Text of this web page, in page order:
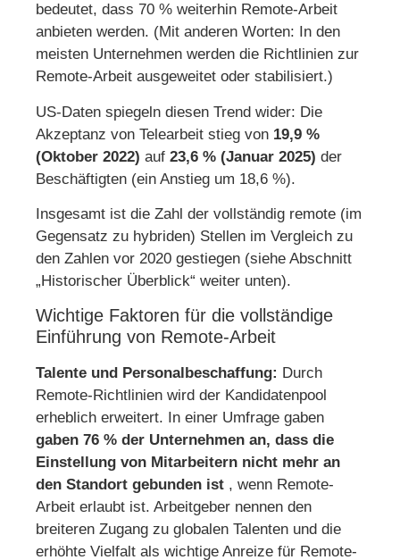
bedeutet, dass 70 % weiterhin Remote-Arbeit
anbieten werden. (Mit anderen Worten: In den
meisten Unternehmen werden die Richtlinien zur
Remote-Arbeit ausgeweitet oder stabilisiert.)
US-Daten spiegeln diesen Trend wider: Die
Akzeptanz von Telearbeit stieg von 19,9 %
(Oktober 2022) auf 23,6 % (Januar 2025) der
Beschäftigten (ein Anstieg um 18,6 %).
Insgesamt ist die Zahl der vollständig remote (im
Gegensatz zu hybriden) Stellen im Vergleich zu
den Zahlen vor 2020 gestiegen (siehe Abschnitt
„Historischer Überblick“ weiter unten).
Wichtige Faktoren für die vollständige
Einführung von Remote-Arbeit
Talente und Personalbeschaffung: Durch
Remote-Richtlinien wird der Kandidatenpool
erheblich erweitert. In einer Umfrage gaben
gaben 76 % der Unternehmen an, dass die
Einstellung von Mitarbeitern nicht mehr an
den Standort gebunden ist , wenn Remote-
Arbeit erlaubt ist. Arbeitgeber nennen den
breiteren Zugang zu globalen Talenten und die
erhöhte Vielfalt als wichtige Anreize für Remote-